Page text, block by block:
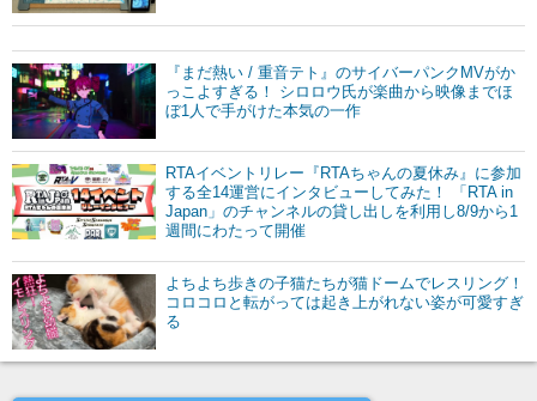
『まだ熱い / 重音テト』のサイバーパンクMVがか
っこよすぎる！ シロロウ氏が楽曲から映像までほ
ぼ1人で手がけた本気の一作
RTAイベントリレー『RTAちゃんの夏休み』に参加
する全14運営にインタビューしてみた！ 「RTA in
Japan」のチャンネルの貸し出しを利用し8/9から1
週間にわたって開催
よちよち歩きの子猫たちが猫ドームでレスリング！
コロコロと転がっては起き上がれない姿が可愛すぎ
る